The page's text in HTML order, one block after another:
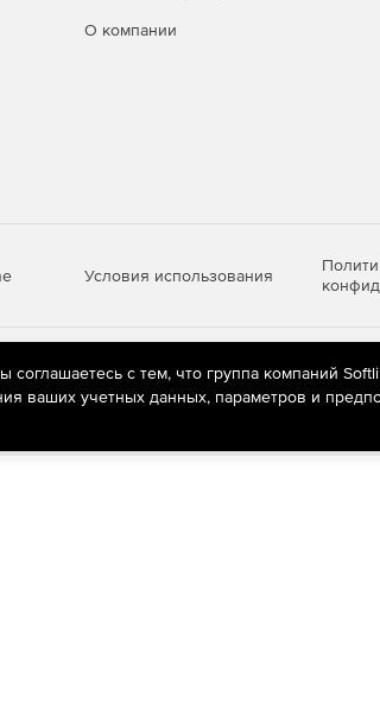
О компании
Условия использования
технологии(информационные
сети «Интернет», находящихся на
соглашаетесь с тем, что группа компаний
ваших учетных данных, параметров и